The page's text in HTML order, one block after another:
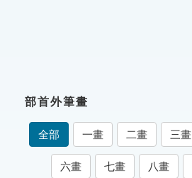
成語故事
索引選單
知識索引
部首外筆畫
全部 一畫 二畫 三畫
六畫 七畫 八畫